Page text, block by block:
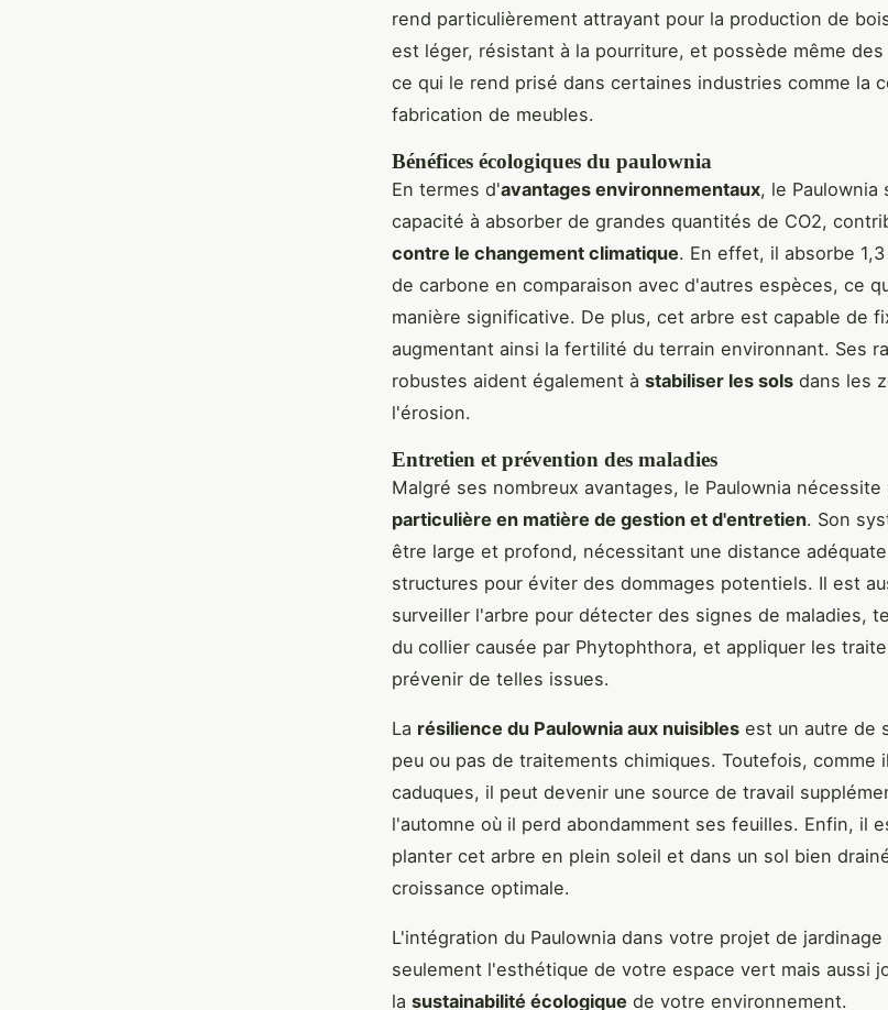
rend particulièrement attrayant pour la production de
est léger, résistant à la pourriture, et possède même
ce qui le rend prisé dans certaines industries comme la
fabrication de meubles.
Bénéfices écologiques du paulownia
En termes d'avantages environnementaux, le Paulownia
capacité à absorber de grandes quantités de CO2,
contre le changement climatique. En effet, il absorbe
de carbone en comparaison avec d'autres espèces, ce
manière significative. De plus, cet arbre est capable de
augmentant ainsi la fertilité du terrain environnant. Ses
robustes aident également à stabiliser les sols dans les
l'érosion.
Entretien et prévention des maladies
Malgré ses nombreux avantages, le Paulownia nécessite
particulière en matière de gestion et d'entretien. Son
être large et profond, nécessitant une distance
structures pour éviter des dommages potentiels. Il est
surveiller l'arbre pour détecter des signes de maladies,
du collier causée par Phytophthora, et appliquer les
prévenir de telles issues.
La résilience du Paulownia aux nuisibles est un autre de
peu ou pas de traitements chimiques. Toutefois, comme
caduques, il peut devenir une source de travail
l'automne où il perd abondamment ses feuilles. Enfin, il
planter cet arbre en plein soleil et dans un sol bien
croissance optimale.
L'intégration du Paulownia dans votre projet de
seulement l'esthétique de votre espace vert mais aussi
la sustainabilité écologique de votre environnement.